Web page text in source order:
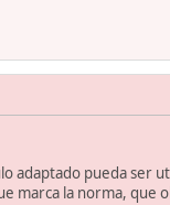
adaptado pueda
marca la norma, que